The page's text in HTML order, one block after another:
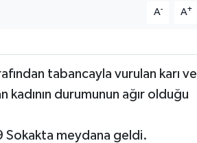
A- A+
tabancayla vurulan karı ve
kadının durumunun ağır olduğu
Sokakta meydana geldi.